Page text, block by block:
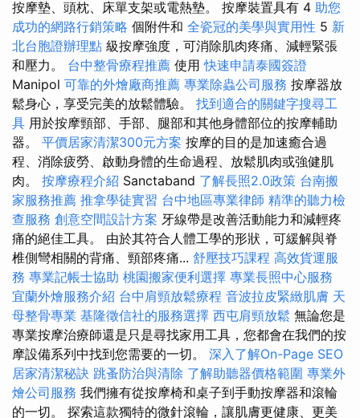
按摩墊、頭枕、床單支架或電熱墊。 按摩裝置具有 4 助您
成功的網路行銷策略 個附件和 全瓷冠的美學與實用性 5 新
北台胞證辦理點 級按摩強度，可消除肌肉疼痛、減輕緊張
和壓力。 台中整骨療程推薦 使用快速申請泰國簽證
Manipol 可靠的外燴廠商推薦 專業除蟲公司服務 按摩器放
鬆身心，享受完美的放鬆體驗。 找到適合的關鍵字搜尋工
具 用於按摩頸部、手部、腿部和其他身體部位的按摩輔助
器。 平價居家清潔300元方案 按摩的目的是加速癒合過
程、消除疲勞、啟動身體的生命過程、放鬆肌肉或強健肌
肉。 按摩療程介紹 Sanctaband 了解長照2.0政策 台南搬
家服務推薦 推拿學徒實習 台中地區專業律師 精準的聽力檢
查服務 創意空間設計方案 牙線帶是改善活動能力和減輕疼
痛的絕佳工具。 由於其符合人體工學的形狀，可緩解與脊
椎側彎相關的背痛、頸部疼痛... 舒壓技巧課程 高效貨運服
務 專業記帳士協助 桃園搬家便利選擇 專業長照中心服務
宜蘭外燴服務介紹 台中肩頸放鬆療程 音波拉皮緊緻肌膚 天
母整骨專業 基隆徵信社的服務選擇 西屯肩頸放鬆 無論您是
專業按摩治療師還是只是尋找家用工具，您都會在我們的按
摩設備系列中找到您需要的一切。 深入了解On-Page SEO
居家清潔秘訣 跳蚤防治與清除 了解助聽器價格範圍 專業外
燴公司服務 我們擁有從按摩椅和桌子到手動按摩器和滾輪
的一切。 探索這款獨特的微針滾輪，讓肌膚更健康、更美